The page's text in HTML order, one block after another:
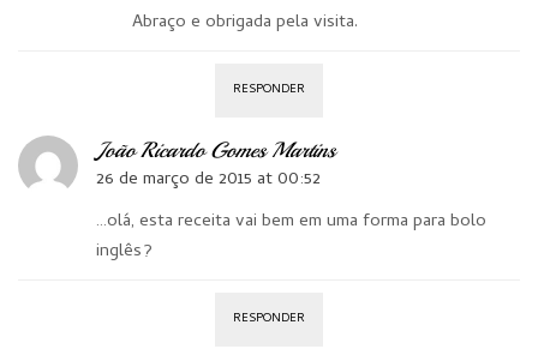
Abraço e obrigada pela visita.
RESPONDER
João Ricardo Gomes Martins
26 de março de 2015 at 00:52
…olá, esta receita vai bem em uma forma para bolo
inglês?
RESPONDER